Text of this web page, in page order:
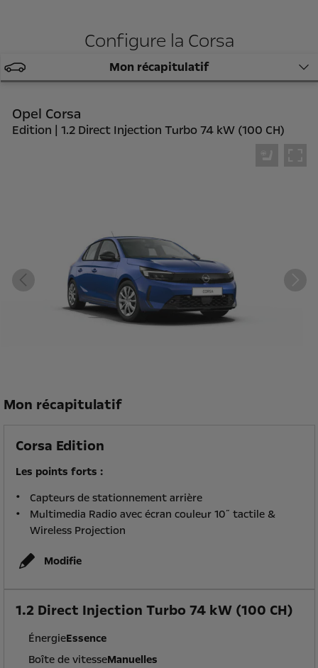
Configure la Corsa
Mon récapitulatif
Opel Corsa
Edition | 1.2 Direct Injection Turbo 74 kW (100 CH)
Mon récapitulatif
Corsa Edition
Les points forts :
Capteurs de stationnement arrière
Multimedia Radio avec écran couleur 10˝ tactile &
Wireless Projection
Modifie
1.2 Direct Injection Turbo 74 kW (100 CH)
ÉnergieEssence
Boîte de vitesseManuelles